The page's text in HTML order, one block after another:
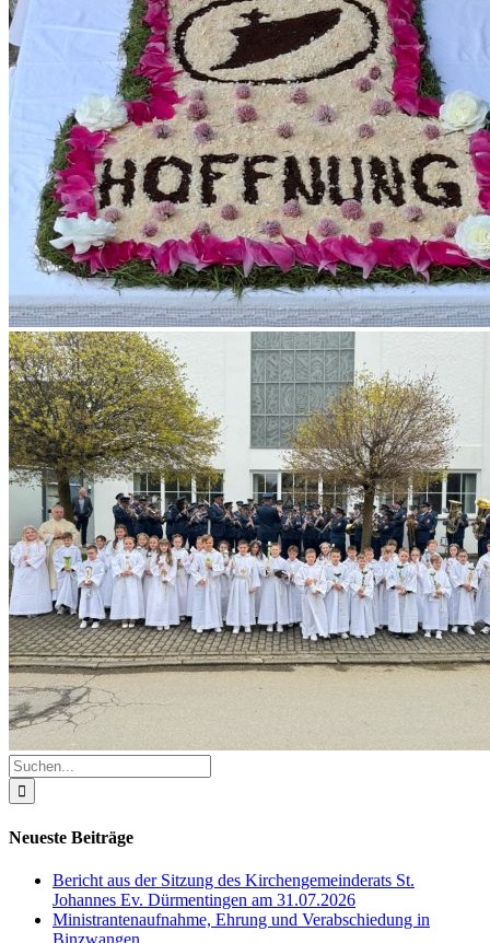
Suche
nach:
Neueste Beiträge
Bericht aus der Sitzung des Kirchengemeinderats St.
Johannes Ev. Dürmentingen am 31.07.2026
Ministrantenaufnahme, Ehrung und Verabschiedung in
Binzwangen